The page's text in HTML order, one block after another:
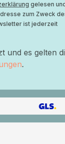
gelesen
zum Zweck
ist jederzeit
und es gelten
.